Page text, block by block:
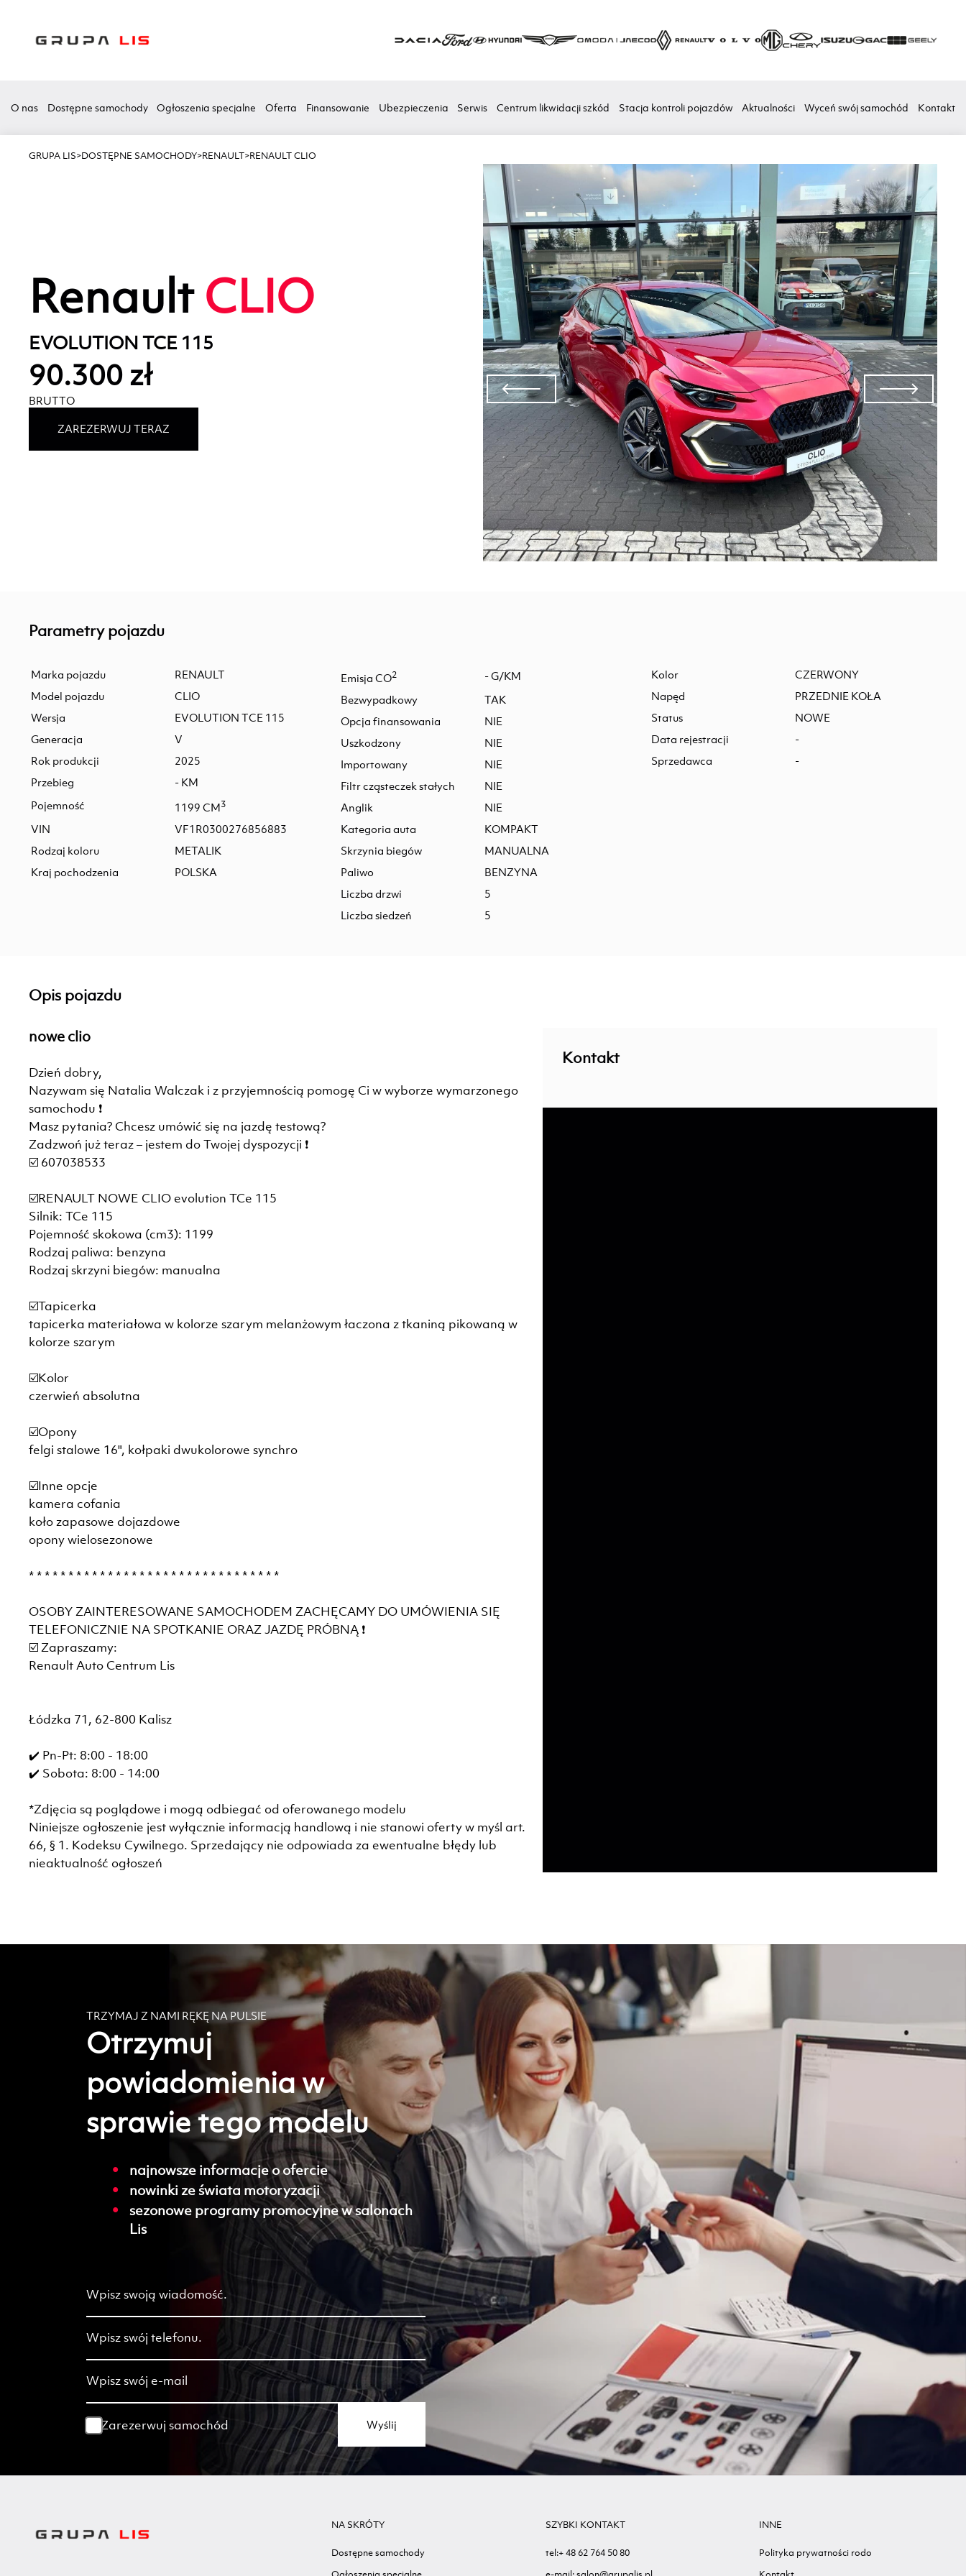
O nas Dostępne samochody Ogłoszenia specjalne Oferta Finansowanie Ubezpieczenia Serwis Centrum likwidacji szkód Stacja kontroli pojazdów Aktualności Wyceń swój samochód Kontakt
GRUPA LIS>DOSTĘPNE SAMOCHODY>RENAULT>RENAULT CLIO
RenaultCLIO
EVOLUTION TCE 115
90.300 zł
BRUTTO
ZAREZERWUJ TERAZ
Parametry pojazdu
Marka pojazdu
RENAULT
Model pojazdu
CLIO
Wersja
EVOLUTION TCE 115
Generacja
V
Rok produkcji
2025
Przebieg
- KM
Pojemność
1199 CM3
VIN
VF1R0300276856883
Rodzaj koloru
METALIK
Kraj pochodzenia
POLSKA
Emisja CO2
- G/KM
Bezwypadkowy
TAK
Opcja finansowania
NIE
Uszkodzony
NIE
Importowany
NIE
Filtr cząsteczek stałych
NIE
Anglik
NIE
Kategoria auta
KOMPAKT
Skrzynia biegów
MANUALNA
Paliwo
BENZYNA
Liczba drzwi
5
Liczba siedzeń
5
Kolor
CZERWONY
Napęd
PRZEDNIE KOŁA
Status
NOWE
Data rejestracji
-
Sprzedawca
-
Opis pojazdu
nowe clio
Dzień dobry,
Nazywam się Natalia Walczak i z przyjemnością pomogę Ci w wyborze wymarzonego
samochodu ❗
Masz pytania? Chcesz umówić się na jazdę testową?
Zadzwoń już teraz – jestem do Twojej dyspozycji ❗
☑️ 607038533
☑️RENAULT NOWE CLIO evolution TCe 115
Silnik: TCe 115
Pojemność skokowa (cm3): 1199
Rodzaj paliwa: benzyna
Rodzaj skrzyni biegów: manualna
☑️Tapicerka
tapicerka materiałowa w kolorze szarym melanżowym łaczona z tkaniną pikowaną w
kolorze szarym
☑️Kolor
czerwień absolutna
☑️Opony
felgi stalowe 16", kołpaki dwukolorowe synchro
☑️Inne opcje
kamera cofania
koło zapasowe dojazdowe
opony wielosezonowe
* * * * * * * * * * * * * * * * * * * * * * * * * * * * * * * *
OSOBY ZAINTERESOWANE SAMOCHODEM ZACHĘCAMY DO UMÓWIENIA SIĘ
TELEFONICZNIE NA SPOTKANIE ORAZ JAZDĘ PRÓBNĄ ❗
☑️ Zapraszamy:
Renault Auto Centrum Lis
Łódzka 71, 62-800 Kalisz
✔️ Pn-Pt: 8:00 - 18:00
✔️ Sobota: 8:00 - 14:00
*Zdjęcia są poglądowe i mogą odbiegać od oferowanego modelu
Niniejsze ogłoszenie jest wyłącznie informacją handlową i nie stanowi oferty w myśl art.
66, § 1. Kodeksu Cywilnego. Sprzedający nie odpowiada za ewentualne błędy lub
nieaktualność ogłoszeń
Kontakt
TRZYMAJ Z NAMI RĘKĘ NA PULSIE
Otrzymuj
powiadomienia w
sprawie tego modelu
najnowsze informacje o ofercie
nowinki ze świata motoryzacji
sezonowe programy promocyjne w salonach
Lis
Zarezerwuj samochód Wyślij
NA SKRÓTY
Dostępne samochody
SZYBKI KONTAKT
tel:+ 48 62 764 50 80
INNE
Polityka prywatności rodo